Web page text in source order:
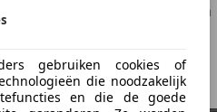
gebruiken cookies of
die noodzakelijk
en die de goede
auto’s. Wat moet je weten
het hier.
over weten